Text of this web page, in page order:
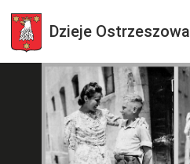
Dzieje Ostrzeszowa
Wszystkie zdjęcia
Kategorie zdjęć
Zaloguj się